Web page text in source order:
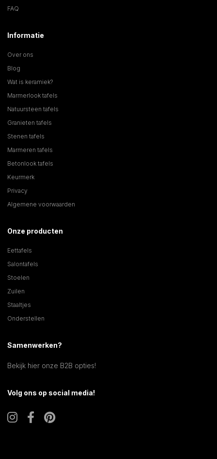
FAQ
Informatie
Over ons
Blog
Wat is keramiek?
Marmerlook tafels
Natuursteen tafels
Granieten tafels
Stenen tafels
Marmeren tafels
Betonlook tafels
Keurmerk
Privacy
Algemene voorwaarden
Onze producten
Eettafels
Salontafels
Stoelen
Zuilen
Staaltjes
Onderstellen
Samenwerken?
Bekijk hier onze B2B opties!
Volg ons op social media!